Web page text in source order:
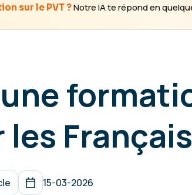
sur le PVT ?Notre IA te répond en
les
15-03-2026